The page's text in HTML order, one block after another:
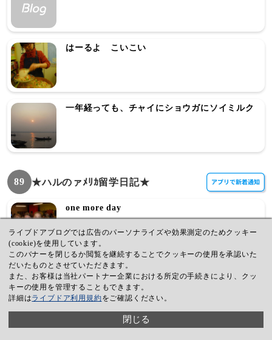
はーるよ こいこい
一年経っても、チャイにショウガにソイミルク
89 ★ハルのァﾒﾘｶ留学日記★
one more day
!!!!
idk......
ライブドアブログでは広告のパーソナライズや効果測定のためクッキー
(cookie)を使用しています。
このバナーを閉じるか閲覧を継続することでクッキーの使用を承認いた
だいたものとさせていただきます。
また、お客様は当社パートナー企業における所定の手続きにより、クッ
キーの使用を管理することもできます。
詳細はライブドア利用規約をご確認ください。
閉じる